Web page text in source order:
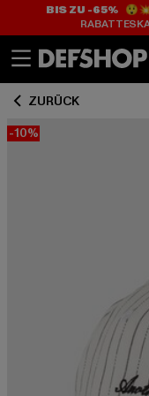
BIS ZU -65%😲💥
ZURÜCK
-10%